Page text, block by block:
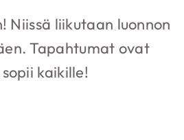
Niissä liikutaan luonnon
Tapahtumat ovat
kaikille!